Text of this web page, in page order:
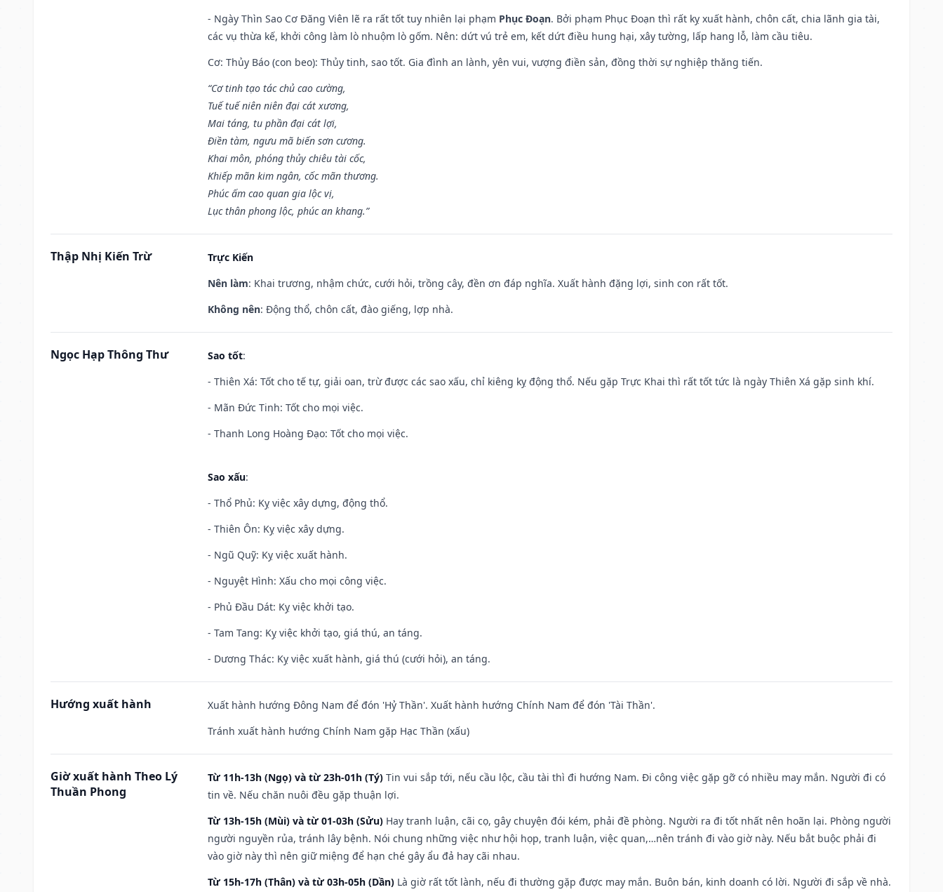
- Ngày Thìn Sao Cơ Đăng Viên lẽ ra rất tốt tuy nhiên lại phạm Phục Đoạn. Bởi phạm Phục Đoạn thì rất kỵ xuất hành, chôn cất, chia lãnh gia tài,
các vụ thừa kế, khởi công làm lò nhuộm lò gốm. Nên: dứt vú trẻ em, kết dứt điều hung hại, xây tường, lấp hang lỗ, làm cầu tiêu.
Cơ: Thủy Báo (con beo): Thủy tinh, sao tốt. Gia đình an lành, yên vui, vượng điền sản, đồng thời sự nghiệp thăng tiến.
“Cơ tinh tạo tác chủ cao cường,
Tuế tuế niên niên đại cát xương,
Mai táng, tu phần đại cát lợi,
Điền tàm, ngưu mã biến sơn cương.
Khai môn, phóng thủy chiêu tài cốc,
Khiếp mãn kim ngân, cốc mãn thương.
Phúc ấm cao quan gia lộc vị,
Lục thân phong lộc, phúc an khang.”
Thập Nhị Kiến Trừ
Trực Kiến
Nên làm: Khai trương, nhậm chức, cưới hỏi, trồng cây, đền ơn đáp nghĩa. Xuất hành đặng lợi, sinh con rất tốt.
Không nên: Động thổ, chôn cất, đào giếng, lợp nhà.
Ngọc Hạp Thông Thư Sao tốt:
- Thiên Xá: Tốt cho tế tự, giải oan, trừ được các sao xấu, chỉ kiêng kỵ động thổ. Nếu gặp Trực Khai thì rất tốt tức là ngày Thiên Xá gặp sinh khí.
- Mãn Đức Tinh: Tốt cho mọi việc.
- Thanh Long Hoàng Đạo: Tốt cho mọi việc.
Sao xấu:
- Thổ Phủ: Kỵ việc xây dựng, động thổ.
- Thiên Ôn: Kỵ việc xây dựng.
- Ngũ Quỹ: Kỵ việc xuất hành.
- Nguyệt Hình: Xấu cho mọi công việc.
- Phủ Đầu Dát: Kỵ việc khởi tạo.
- Tam Tang: Kỵ việc khởi tạo, giá thú, an táng.
- Dương Thác: Kỵ việc xuất hành, giá thú (cưới hỏi), an táng.
Hướng xuất hành
Xuất hành hướng Đông Nam để đón 'Hỷ Thần'. Xuất hành hướng Chính Nam để đón 'Tài Thần'.
Tránh xuất hành hướng Chính Nam gặp Hạc Thần (xấu)
Giờ xuất hành Theo Lý
Thuần Phong
Từ 11h-13h (Ngọ) và từ 23h-01h (Tý) Tin vui sắp tới, nếu cầu lộc, cầu tài thì đi hướng Nam. Đi công việc gặp gỡ có nhiều may mắn. Người đi có
tin về. Nếu chăn nuôi đều gặp thuận lợi.
Từ 13h-15h (Mùi) và từ 01-03h (Sửu) Hay tranh luận, cãi cọ, gây chuyện đói kém, phải đề phòng. Người ra đi tốt nhất nên hoãn lại. Phòng người
người nguyền rủa, tránh lây bệnh. Nói chung những việc như hội họp, tranh luận, việc quan,…nên tránh đi vào giờ này. Nếu bắt buộc phải đi
vào giờ này thì nên giữ miệng để hạn ché gây ẩu đả hay cãi nhau.
Từ 15h-17h (Thân) và từ 03h-05h (Dần) Là giờ rất tốt lành, nếu đi thường gặp được may mắn. Buôn bán, kinh doanh có lời. Người đi sắp về nhà.